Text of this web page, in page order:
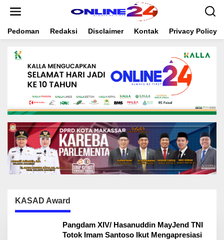
t
Pedoman Redaksi Disclaimer Kontak Privacy Policy
KASAD Award
Pangdam XIV/ Hasanuddin MayJend TNI
Totok Imam Santoso Ikut Mengapresiasi